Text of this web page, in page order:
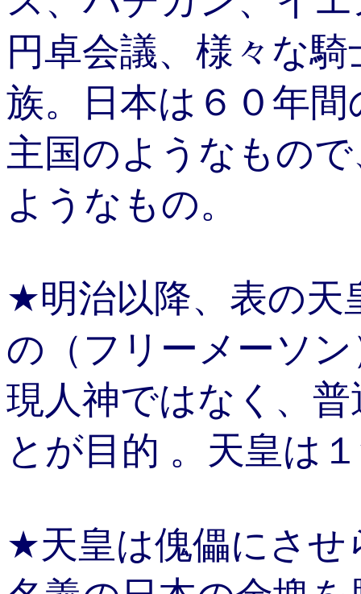
円卓会議、様々な
族。日本は６０年
主国のようなもの
ようなもの。
★明治以降、表の天
の（フリーメーソ
現人神ではなく、
とが目的 。天皇は
★天皇は傀儡にさせ